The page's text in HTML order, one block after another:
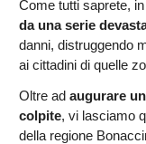
Come tutti saprete,
da una serie
danni, distruggendo
ai cittadini di quelle
Oltre ad augurare
colpite, vi lasciamo
della regione